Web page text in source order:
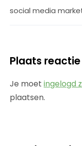
social media
Plaats reactie
Je moet ingelogd
plaatsen.